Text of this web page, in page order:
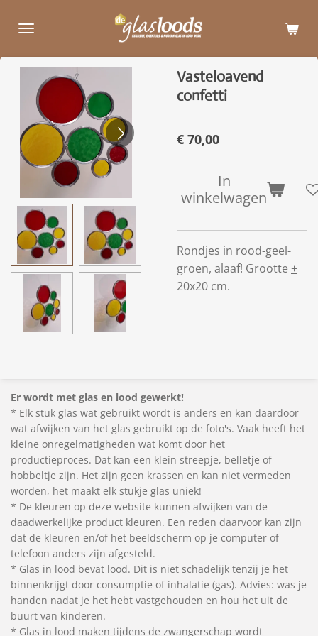
direct
hoofdinhoud
Vasteloavend
confetti
€ 70,00
In
winkelwagen
Rondjes in rood-geel-
groen, alaaf! Grootte +
20x20 cm.
Er wordt met glas en lood gewerkt!
* Elk stuk glas wat gebruikt wordt is anders en kan daardoor
wat afwijken van het glas gebruikt op de foto's. Vaak heeft het
kleine onregelmatigheden wat komt door het
productieproces. Dat kan een klein streepje, belletje of
hobbeltje zijn. Het zijn geen krassen en kan niet vermeden
worden, het maakt elk stukje glas uniek!
* De kleuren op deze website kunnen afwijken van de
daadwerkelijke product kleuren. Een reden daarvoor kan zijn
dat de kleuren en/of het beeldscherm op je computer of
telefoon anders zijn afgesteld.
* Glas in lood bevat lood. Dit is niet schadelijk tenzij je het
binnenkrijgt door consumptie of inhalatie (gas). Advies: was je
handen nadat je het hebt vastgehouden en hou het uit de
buurt van kinderen.
* Glas in lood maken tijdens de zwangerschap wordt